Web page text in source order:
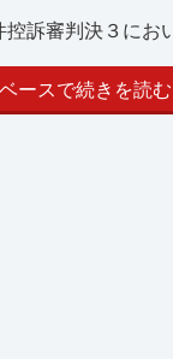
訴審判決３にお
ースで続きを読む